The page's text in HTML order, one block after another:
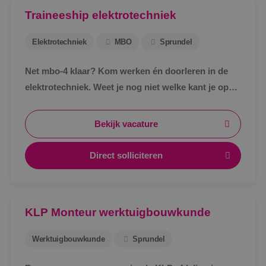
Traineeship elektrotechniek
Elektrotechniek MBO Sprundel
Net mbo-4 klaar? Kom werken én doorleren in de
elektrotechniek. Weet je nog niet welke kant je op
probleem. Bij BINK ga je het ontdekken in de
praktijk.
Bekijk vacature
Direct solliciteren
KLP Monteur werktuigbouwkunde
Werktuigbouwkunde Sprundel.youtube.com